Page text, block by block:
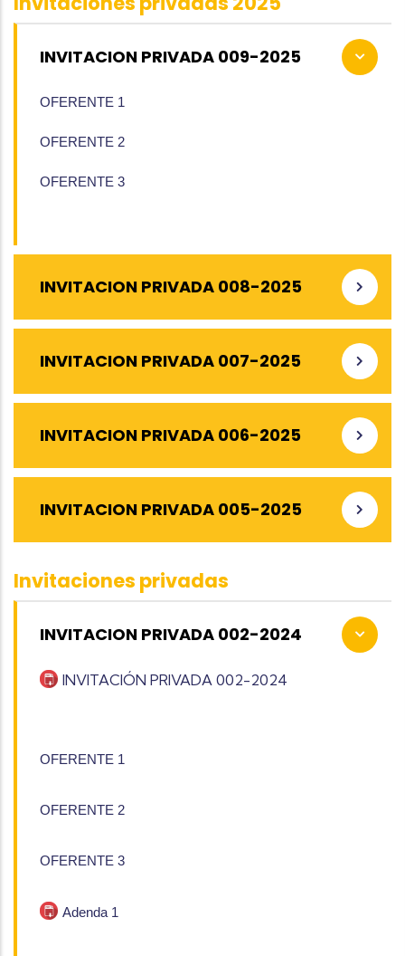
INVITACION PRIVADA 009-2025
OFERENTE 1
OFERENTE 2
OFERENTE 3
INVITACION PRIVADA 008-2025
INVITACION PRIVADA 007-2025
INVITACION PRIVADA 006-2025
INVITACION PRIVADA 005-2025
Invitaciones privadas
INVITACION PRIVADA 002-2024
INVITACIÓN PRIVADA 002-2024
OFERENTE 1
OFERENTE 2
OFERENTE 3
Adenda 1